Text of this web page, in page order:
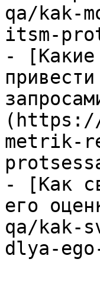
qa/kak-
itsm-
- [Какие
metrik-
- [Как
его
qa/kak-
dlya-